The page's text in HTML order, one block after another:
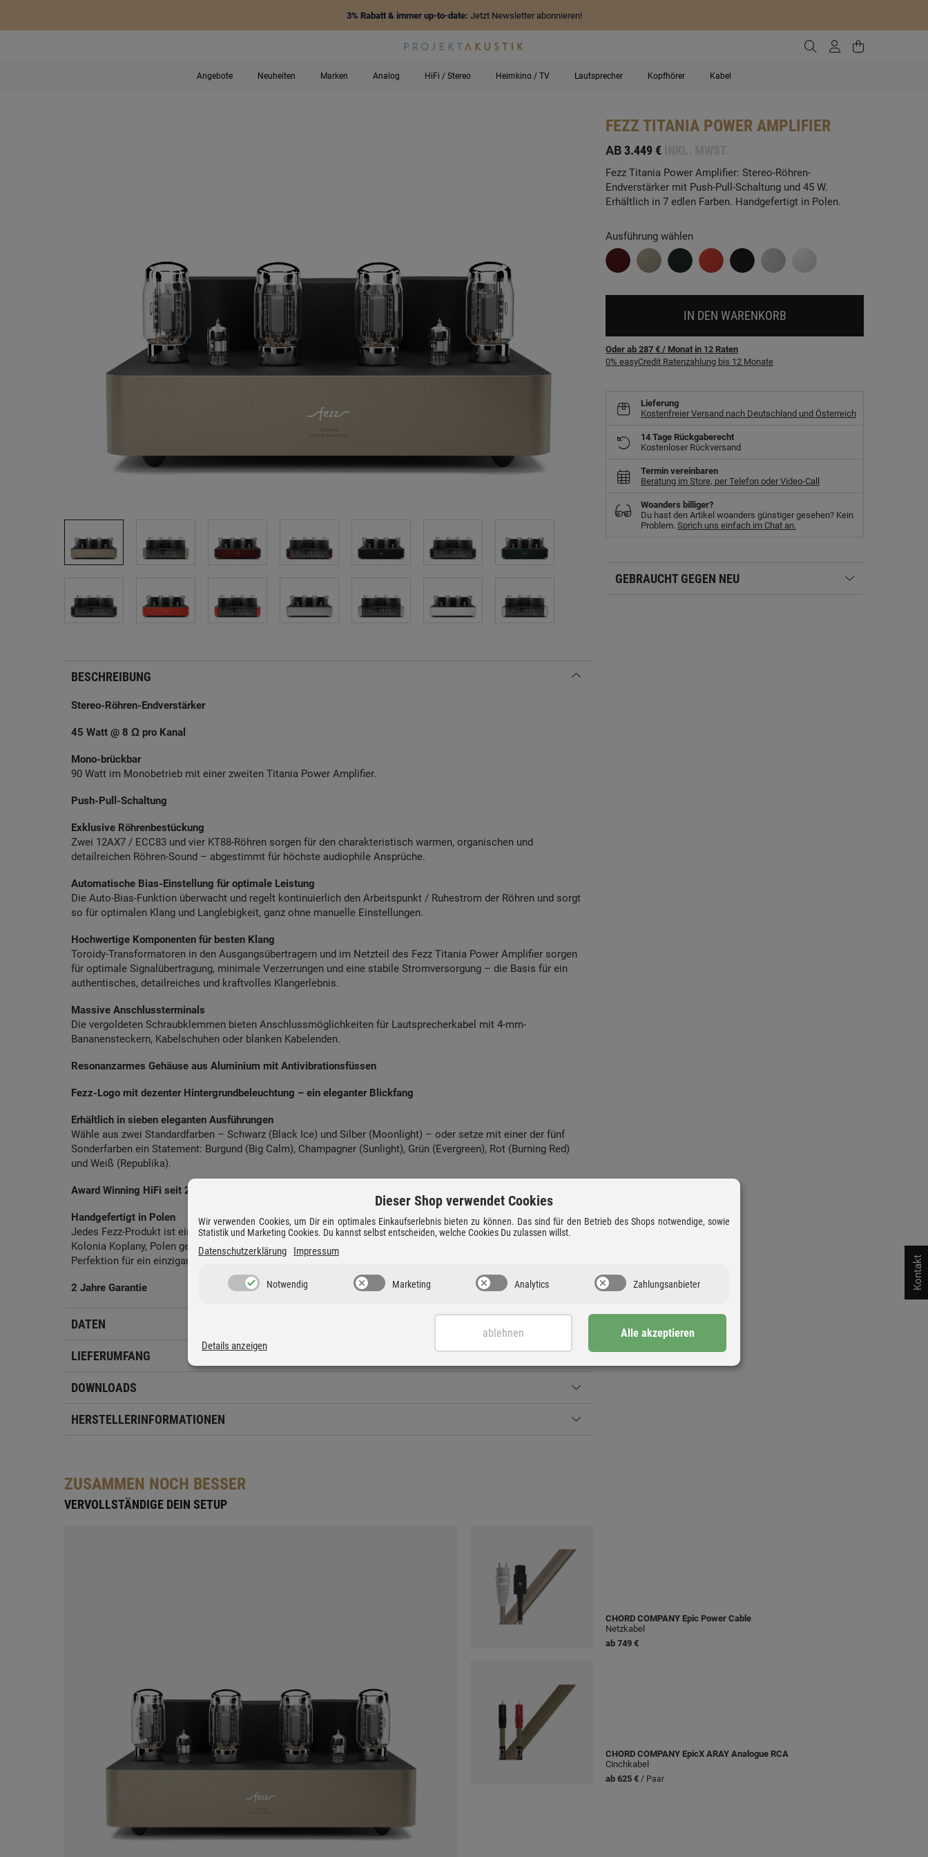
3% Rabatt & immer up-to-date: Jetzt Newsletter abonnieren!
Zur Suche gehen
ZumZum
Angebote Neuheiten Marken Analog HiFi / Stereo Heimkino / TV Lautsprecher Kopfhörer Kabel
BESCHREIBUNG
Stereo-Röhren-Endverstärker
45 Watt @ 8 Ω pro Kanal
Mono-brückbar
90 Watt im Monobetrieb mit einer zweiten Titania Power Amplifier.
Push-Pull-Schaltung
Exklusive Röhrenbestückung
Zwei 12AX7 / ECC83 und vier KT88-Röhren sorgen für den charakteristisch warmen, organischen und
detailreichen Röhren-Sound – abgestimmt für höchste audiophile Ansprüche.
Automatische Bias-Einstellung für optimale Leistung
Die Auto-Bias-Funktion überwacht und regelt kontinuierlich den Arbeitspunkt / Ruhestrom der Röhren und sorgt
so für optimalen Klang und Langlebigkeit, ganz ohne manuelle Einstellungen.
Hochwertige Komponenten für besten Klang
Toroidy-Transformatoren in den Ausgangsübertragern und im Netzteil des Fezz Titania Power Amplifier sorgen
für optimale Signalübertragung, minimale Verzerrungen und eine stabile Stromversorgung – die Basis für ein
authentisches, detailreiches und kraftvolles Klangerlebnis.
Massive Anschlussterminals
Die vergoldeten Schraubklemmen bieten Anschlussmöglichkeiten für Lautsprecherkabel mit 4-mm-
Bananensteckern, Kabelschuhen oder blanken Kabelenden.
Resonanzarmes Gehäuse aus Aluminium mit Antivibrationsfüssen
Fezz-Logo mit dezenter Hintergrundbeleuchtung – ein eleganter Blickfang
Erhältlich in sieben eleganten Ausführungen
Wähle aus zwei Standardfarben – Schwarz (Black Ice) und Silber (Moonlight) – oder setze mit einer der fünf
Sonderfarben ein Statement: Burgund (Big Calm), Champagner (Sunlight), Grün (Evergreen), Rot (Burning Red)
und Weiß (Republika).
Award Winning HiFi seit 2014
Handgefertigt in Polen
Jedes Fezz-Produkt ist ein exklusives Meisterwerk, mit größter Sorgfalt und Liebe zum Detail von Hand in
Kolonia Koplany, Polen gefertigt. Erlebe die Kombination aus ästhetischer Handwerkskunst und technologischer
Perfektion für ein einzigartiges Klangerlebnis.
2 Jahre Garantie
DATEN
LIEFERUMFANG
DOWNLOADS
HERSTELLERINFORMATIONEN
FEZZ TITANIA POWER AMPLIFIER
AB3.449 €
Fezz Titania Power Amplifier: Stereo-Röhren-
Endverstärker mit Push-Pull-Schaltung und 45 W.
Erhältlich in 7 edlen Farben. Handgefertigt in Polen.
Ausführung wählen
IN DEN WARENKORB
Oder ab 287 € / Monat in 12 Raten
0% easyCredit Ratenzahlung bis 12 Monate
Lieferung
Kostenfreier Versand nach Deutschland und Österreich
14 Tage Rückgaberecht
Kostenloser Rückversand
Termin vereinbaren
Beratung im Store, per Telefon oder Video-Call
Woanders billiger?
Du hast den Artikel woanders günstiger gesehen? Kein
Problem. Sprich uns einfach im Chat an.
GEBRAUCHT GEGEN NEU
ZUSAMMEN NOCH BESSER
VERVOLLSTÄNDIGE DEIN SETUP
CHORD COMPANY Epic Power Cable
Netzkabel
ab 749 €
CHORD COMPANY EpicX ARAY Analogue RCA
Cinchkabel
ab 625 € / Paar
Kontakt
Dieser Shop verwendet Cookies
Wir verwenden Cookies, um Dir ein optimales Einkaufserlebnis bieten zu können. Das sind für den Betrieb des Shops notwendige, sowie
Statistik und Marketing Cookies. Du kannst selbst entscheiden, welche Cookies Du zulassen willst.
Datenschutzerklärung Impressum
Notwendig Marketing Analytics Zahlungsanbieter
Details anzeigen
ablehnen Alle akzeptieren